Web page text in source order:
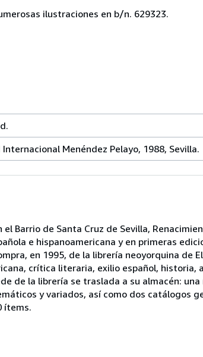
ilustraciones en b/n. 629323.
Menéndez Pelayo, 1988, Sevilla.
el Barrio de Santa Cruz de Sevilla,
e hispanoamericana y en primeras
en 1995, de la librería neoyorquina de
crítica literaria, exilio español, historia,
de la librería se traslada a su almacén:
y variados, así como dos catálogos
ítems.